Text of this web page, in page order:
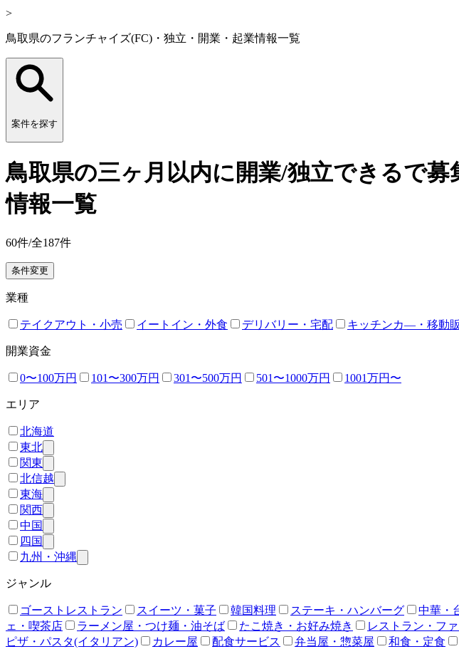
>
鳥取県のフランチャイズ(FC)・独立・開業・起業情報一覧
案件を探す
鳥取県の三ヶ月以内に開業/独立できるで
情報一覧
60件/全187件
条件変更
業種
テイクアウト・小売 イートイン・外食 デリバリー・宅配 キッチンカ―・移動
開業資金
0〜100万円 101〜300万円 301〜500万円 501〜1000万円 1001万円〜
エリア
北海道
東北
関東
北信越
東海
関西
中国
四国
九州・沖縄
ジャンル
ゴーストレストラン スイーツ・菓子 韓国料理 ステーキ・ハンバーグ 中華・
ェ・喫茶店
ラーメン屋・つけ麺・油そば たこ焼き・お好み焼き レストラン・フ
ピザ・パスタ(イタリアン)
カレー屋 配食サービス 弁当屋・惣菜屋 和食・定食